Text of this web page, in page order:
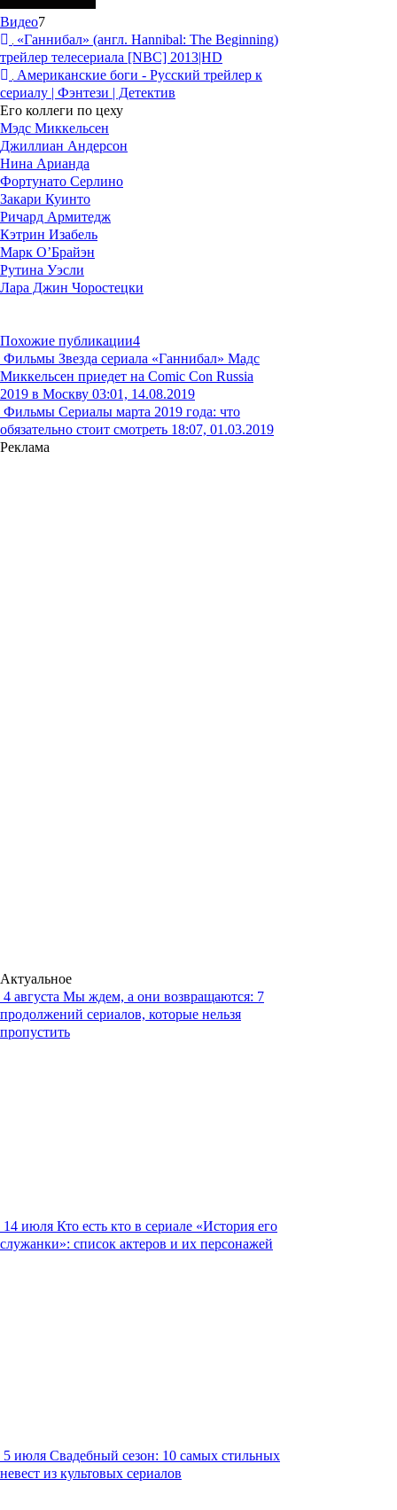
Видео7
«Ганнибал» (англ. Hannibal: The Beginning)
трейлер телесериала [NBC] 2013|HD
Американские боги - Русский трейлер к
сериалу | Фэнтези | Детектив
Его коллеги по цеху
Мэдс Миккельсен
Джиллиан Андерсон
Нина Арианда
Фортунато Серлино
Закари Куинто
Ричард Армитедж
Кэтрин Изабель
Марк О’Брайэн
Рутина Уэсли
Лара Джин Чоростецки
Похожие публикации4
Фильмы Звезда сериала «Ганнибал» Мадс
Миккельсен приедет на Comic Con Russia
2019 в Москву 03:01, 14.08.2019
Фильмы Сериалы марта 2019 года: что
обязательно стоит смотреть 18:07, 01.03.2019
Реклама
Актуальное
4 августа Мы ждем, а они возвращаются: 7
продолжений сериалов, которые нельзя
пропустить
14 июля Кто есть кто в сериале «История его
служанки»: список актеров и их персонажей
5 июля Свадебный сезон: 10 самых стильных
невест из культовых сериалов